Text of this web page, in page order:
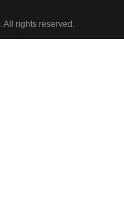
. All rights reserved.